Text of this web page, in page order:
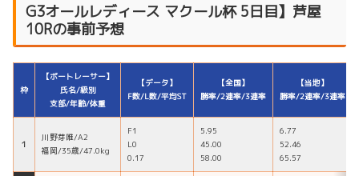
G3オールレディース マクール杯 5日目】芦屋
10Rの事前予想
枠
【ボートレーサー】
氏名/級別
支部/年齢/体重
【データ】
F数/L数/平均ST
【全国】
勝率/2連率/3連率
【当地】
勝率/2連率/3連率
１
川野芽唯/A2
福岡/35歳/47.0kg
F1
L0
0.17
5.95
45.00
58.00
6.77
52.46
65.57